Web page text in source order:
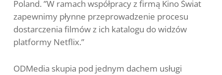
Poland. ”W ramach współpracy z firmą Kino Świat
zapewnimy płynne przeprowadzenie procesu
dostarczenia filmów z ich katalogu do widzów
platformy Netflix.”
ODMedia skupia pod jednym dachem usługi